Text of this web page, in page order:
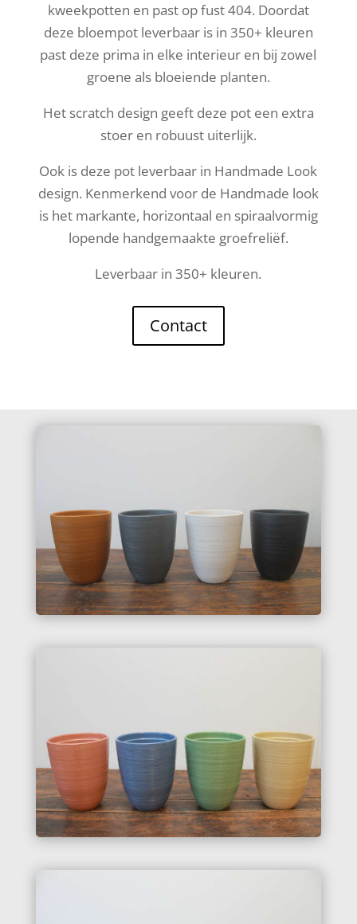
kweekpotten en past op fust 404. Doordat
deze bloempot leverbaar is in 350+ kleuren
past deze prima in elke interieur en bij zowel
groene als bloeiende planten.
Het scratch design geeft deze pot een extra
stoer en robuust uiterlijk.
Ook is deze pot leverbaar in Handmade Look
design. Kenmerkend voor de Handmade look
is het markante, horizontaal en spiraalvormig
lopende handgemaakte groefreliëf.
Leverbaar in 350+ kleuren.
Contact